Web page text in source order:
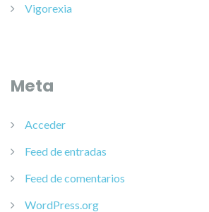
Vigorexia
Meta
Acceder
Feed de entradas
Feed de comentarios
WordPress.org